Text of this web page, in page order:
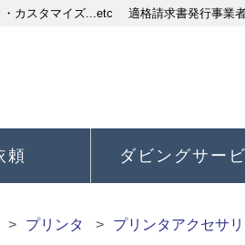
カスタマイズ...etc 適格請求書発行事業
頼 ダビングサー
プリンタ プリンタアクセサリ